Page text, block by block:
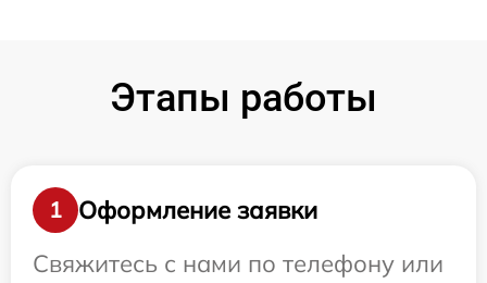
Этапы работы
1
Оформление заявки
Свяжитесь с нами по телефону или